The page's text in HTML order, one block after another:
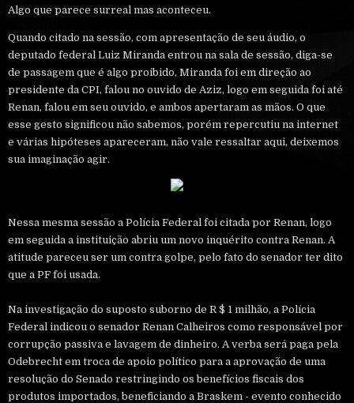
Algo que parece surreal mas aconteceu.
Quando citado na sessão, com apresentação de seu áudio, o
deputado federal Luiz Miranda entrou na sala de sessão, diga-se
de passagem que é algo proibido, Miranda foi em direção ao
presidente da CPI, falou no ouvido de Aziz, logo em seguida foi até
Renan, falou em seu ouvido, e ambos apertaram as mãos. O que
esse gesto significou não sabemos, porém repercutiu na internet
e várias hipóteses apareceram, não vale ressaltar aqui, deixemos
sua imaginação agir.
Nessa mesma sessão a Polícia Federal foi citada por Renan, logo
em seguida a instituição abriu um novo inquérito contra Renan. A
atitude pareceu ser um contra golpe, pelo fato do senador ter dito
que a PF foi usada.
Na investigação do suposto suborno de R $ 1 milhão, a Polícia
Federal indicou o senador Renan Calheiros como responsável por
corrupção passiva e lavagem de dinheiro. A verba será paga pela
Odebrecht em troca de apoio político para a aprovação de uma
resolução do Senado restringindo os benefícios fiscais dos
produtos importados, beneficiando a Braskem - evento conhecido